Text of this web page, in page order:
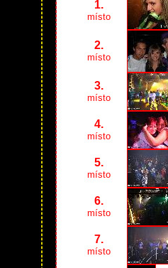
1.
místo
2.
místo
3.
místo
4.
místo
5.
místo
6.
místo
7.
místo